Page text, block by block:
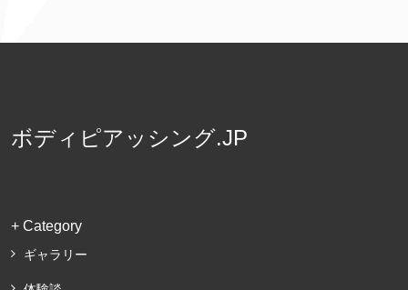
ボディピアッシング.JP
+ Category
ギャラリー